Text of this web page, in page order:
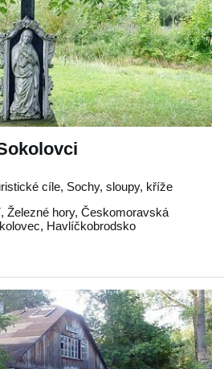
cíle, Sochy, sloupy, kříže
, Železné hory, Českomoravská
, Havlíčkobrodsko